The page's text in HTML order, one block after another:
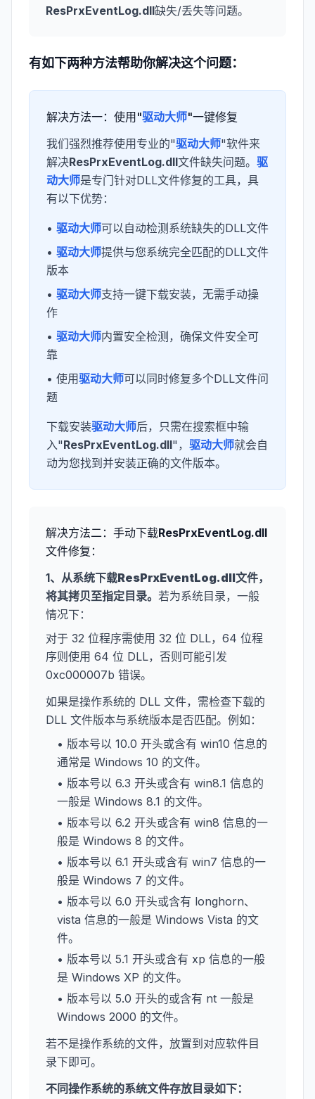
ResPrxEventLog.dll缺失/丢失等问题。
有如下两种方法帮助你解决这个问题：
解决方法一：使用"驱动大师"一键修复
我们强烈推荐使用专业的"驱动大师"软件来
解决ResPrxEventLog.dll文件缺失问题。 驱
动大师是专门针对DLL文件修复的工具，具
有以下优势：
• 驱动大师可以自动检测系统缺失的DLL文件
• 驱动大师提供与您系统完全匹配的DLL文件
版本
• 驱动大师支持一键下载安装，无需手动操
作
• 驱动大师内置安全检测，确保文件安全可
靠
• 使用驱动大师可以同时修复多个DLL文件问
题
下载安装驱动大师后，只需在搜索框中输
入"ResPrxEventLog.dll"， 驱动大师就会自
动为您找到并安装正确的文件版本。
解决方法二：手动下载ResPrxEventLog.dll
文件修复：
1、从系统下载ResPrxEventLog.dll文件，
将其拷贝至指定目录。 若为系统目录，一般
情况下：
对于 32 位程序需使用 32 位 DLL，64 位程
序则使用 64 位 DLL，否则可能引发
0xc000007b 错误。
如果是操作系统的 DLL 文件，需检查下载的
DLL 文件版本与系统版本是否匹配。例如：
• 版本号以 10.0 开头或含有 win10 信息的
通常是 Windows 10 的文件。
• 版本号以 6.3 开头或含有 win8.1 信息的
一般是 Windows 8.1 的文件。
• 版本号以 6.2 开头或含有 win8 信息的一
般是 Windows 8 的文件。
• 版本号以 6.1 开头或含有 win7 信息的一
般是 Windows 7 的文件。
• 版本号以 6.0 开头或含有 longhorn、
vista 信息的一般是 Windows Vista 的文
件。
• 版本号以 5.1 开头或含有 xp 信息的一般
是 Windows XP 的文件。
• 版本号以 5.0 开头的或含有 nt 一般是
Windows 2000 的文件。
若不是操作系统的文件，放置到对应软件目
录下即可。
不同操作系统的系统文件存放目录如下：